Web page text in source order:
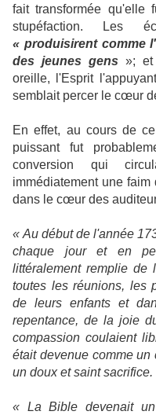
fait transformée qu'elle
stupéfaction. Les
« produisirent comme
des jeunes gens »; et
oreille, l'Esprit
semblait percer le cœur
En effet, au cours de
puissant fut
conversion qui
immédiatement une
dans le cœur des
« Au début de l'année
chaque jour et en
littéralement remplie de
toutes les réunions, les
de leurs enfants et
repentance, de la joie
compassion coulaient
était devenue comme
un doux et saint sacrifice.
« La Bible devenait